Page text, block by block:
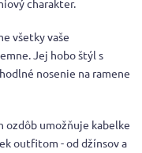
charakter.
všetky vaše
Jej hobo štýl s
nosenie na ramene
ozdôb umožňuje kabelke
outfitom - od džínsov a